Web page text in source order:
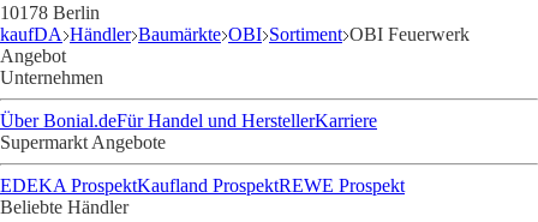
10178 Berlin
kaufDA Händler Baumärkte OBI Sortiment OBI Feuerwerk
Angebot
Unternehmen
Über Bonial.deFür Handel und HerstellerKarriere
Supermarkt Angebote
EDEKA ProspektKaufland ProspektREWE Prospekt
Beliebte Händler